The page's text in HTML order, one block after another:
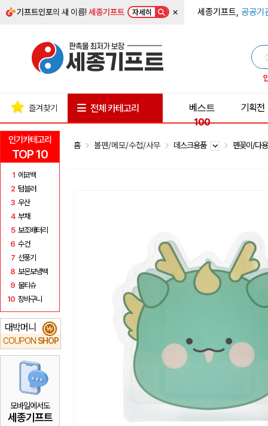
기프트인포의 새 이름!세종기프트 자세히 × 세종기프트, 공공기
인기카테고리
TOP 10
1 에코백
2 텀블러
3 우산
4 부채
5 보조배터리
6 수건
7 선풍기
8 보온보냉백
9 물티슈
10 장바구니
대박머니
COUPON SHOP
₩
모바일에서도
세종기프트
즐겨찾기 전체 카테고리
베스트
100
기획전
홈 볼펜/메모/수첩/사무 데스크용품 펜꽂이/다